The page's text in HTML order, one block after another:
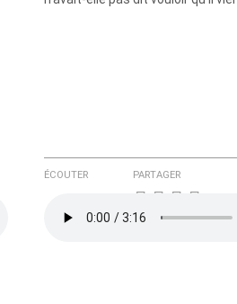
ÉCOUTER PARTAGER